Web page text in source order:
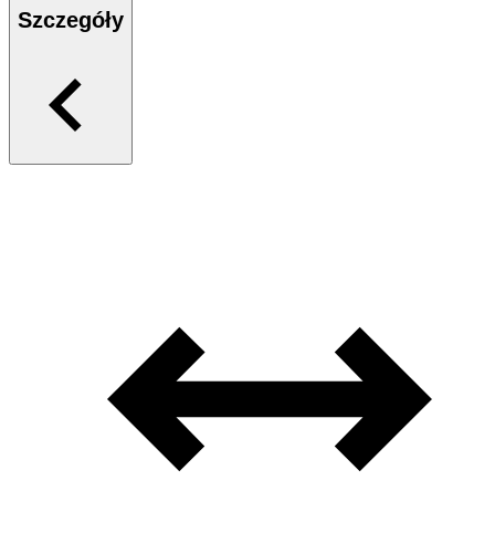
Szczegóły